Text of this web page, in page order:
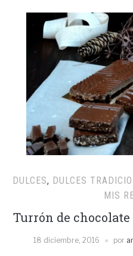
DULCES, DULCES
MIS
Turrón de
18 diciembre, 2016 por